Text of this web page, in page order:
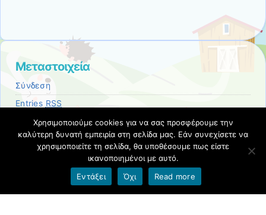
Μεταστοιχεία
Σύνδεση
Entries RSS
CommentsRSS
Εκπαιδευτικές Κοινότητες & Ιστολόγια ΠΣΔ
Όροι χρήσης blogs.sch.gr| Δήλωση προσβασιμότητας
Χρησιμοποιούμε cookies για να σας προσφέρουμε την
καλύτερη δυνατή εμπειρία στη σελίδα μας. Εάν συνεχίσετε να
χρησιμοποιείτε τη σελίδα, θα υποθέσουμε πως είστε
ικανοποιημένοι με αυτό.
Εντάξει
Όχι Read more